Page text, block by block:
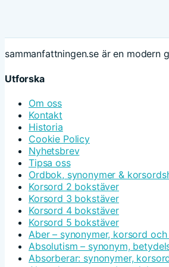
sammanfattningen.se är en
Utforska
Om oss
Kontakt
Historia
Cookie Policy
Nyhetsbrev
Tipsa oss
Ordbok, synonymer &
Korsord 2 bokstäver
Korsord 3 bokstäver
Korsord 4 bokstäver
Korsord 5 bokstäver
Aber – synonymer, korsord
Absolutism – synonym,
Absorberar: synonymer,